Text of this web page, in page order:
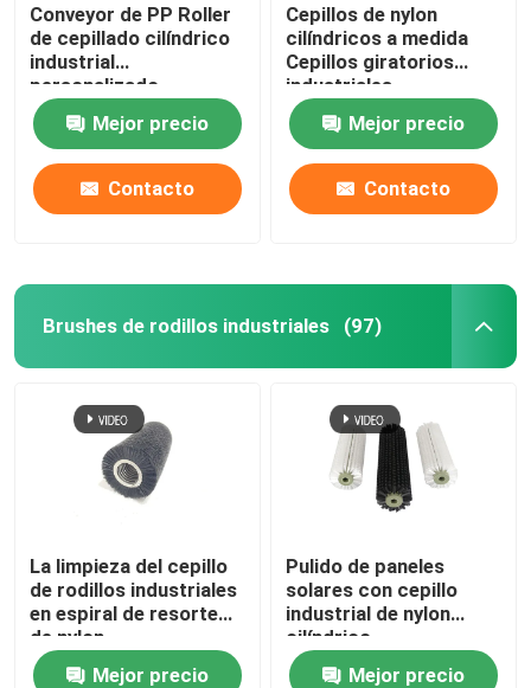
Conveyor de PP Roller
de cepillado cilíndrico
industrial
personalizado
Mejor precio
Contacto
Cepillos de nylon
cilíndricos a medida
Cepillos giratorios
industriales
Mejor precio
Contacto
Brushes de rodillos industriales (97)
La limpieza del cepillo
de rodillos industriales
en espiral de resorte
de nylon
Mejor precio
Pulido de paneles
solares con cepillo
industrial de nylon
cilíndrico
Mejor precio